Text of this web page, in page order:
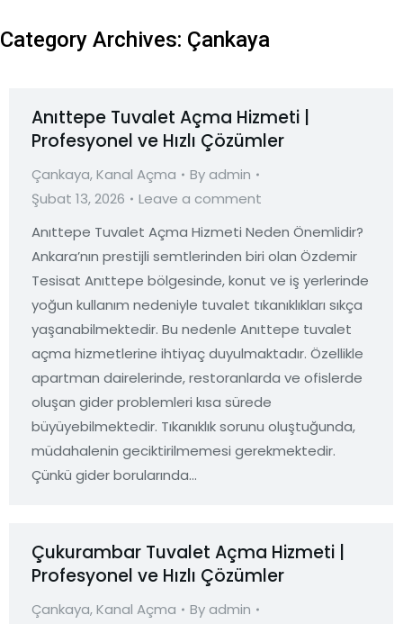
Category Archives: Çankaya
Anıttepe Tuvalet Açma Hizmeti |
Profesyonel ve Hızlı Çözümler
Çankaya,Kanal Açma By admin
Şubat 13, 2026
Leave a comment
Anıttepe Tuvalet Açma Hizmeti Neden Önemlidir?
Ankara’nın prestijli semtlerinden biri olan Özdemir
Tesisat Anıttepe bölgesinde, konut ve iş yerlerinde
yoğun kullanım nedeniyle tuvalet tıkanıklıkları sıkça
yaşanabilmektedir. Bu nedenle Anıttepe tuvalet
açma hizmetlerine ihtiyaç duyulmaktadır. Özellikle
apartman dairelerinde, restoranlarda ve ofislerde
oluşan gider problemleri kısa sürede
büyüyebilmektedir. Tıkanıklık sorunu oluştuğunda,
müdahalenin geciktirilmemesi gerekmektedir.
Çünkü gider borularında…
Çukurambar Tuvalet Açma Hizmeti |
Profesyonel ve Hızlı Çözümler
Çankaya,Kanal Açma By admin